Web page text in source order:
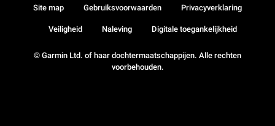
© Garmin Ltd. of haar dochtermaatschappijen. Alle rechten
voorbehouden.
Site map Gebruiksvoorwaarden Privacyverklaring
Veiligheid Naleving Digitale toegankelijkheid